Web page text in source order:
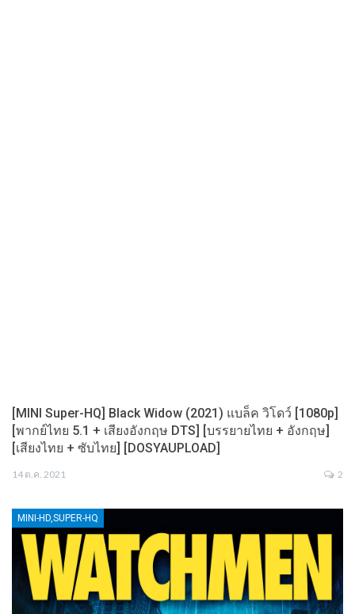
[MINI Super-HQ] Black Widow (2021) แบล็ค วิโดว์ [1080p]
[พากย์ไทย 5.1 + เสียงอังกฤษ DTS] [บรรยายไทย + อังกฤษ]
[เสียงไทย + ซับไทย] [DOSYAUPLOAD]
14 ต.ค. 2021 2
MINI-HD,SUPER-HQ